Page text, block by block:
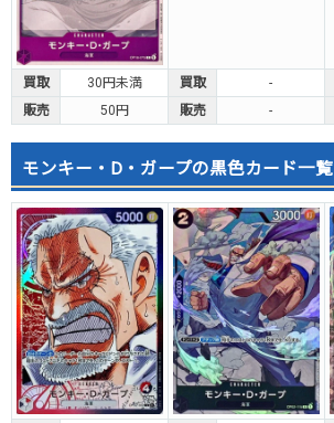
買取 30円未満 買取 -
販売
50円 販売 -
モンキー・D・ガープの黒色カード一覧